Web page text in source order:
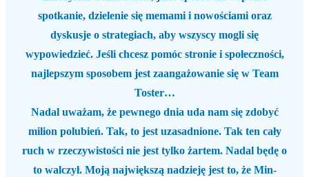
spotkanie, dzielenie się memami i nowościami oraz
dyskusje o strategiach, aby wszyscy mogli się
wypowiedzieć. Jeśli chcesz pomóc stronie i społeczności,
najlepszym sposobem jest zaangażowanie się w Team
Toster…
Nadal uważam, że pewnego dnia uda nam się zdobyć
milion polubień. Tak, to jest uzasadnione. Tak ten cały
ruch w rzeczywistości nie jest tylko żartem. Nadal będę o
to walczył. Moją największą nadzieję jest to, że Min-